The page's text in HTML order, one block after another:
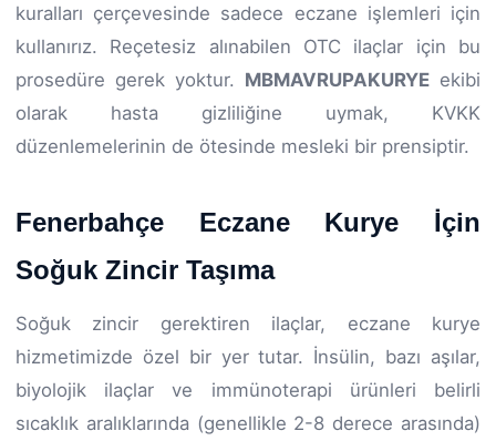
kuralları çerçevesinde sadece eczane işlemleri için
kullanırız. Reçetesiz alınabilen OTC ilaçlar için bu
prosedüre gerek yoktur. MBMAVRUPAKURYE ekibi
olarak hasta gizliliğine uymak, KVKK
düzenlemelerinin de ötesinde mesleki bir prensiptir.
Fenerbahçe Eczane Kurye İçin
Soğuk Zincir Taşıma
Soğuk zincir gerektiren ilaçlar, eczane kurye
hizmetimizde özel bir yer tutar. İnsülin, bazı aşılar,
biyolojik ilaçlar ve immünoterapi ürünleri belirli
sıcaklık aralıklarında (genellikle 2-8 derece arasında)